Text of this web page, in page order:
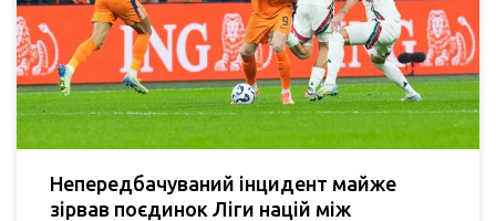
Непередбачуваний інцидент майже
зірвав поєдинок Ліги націй між